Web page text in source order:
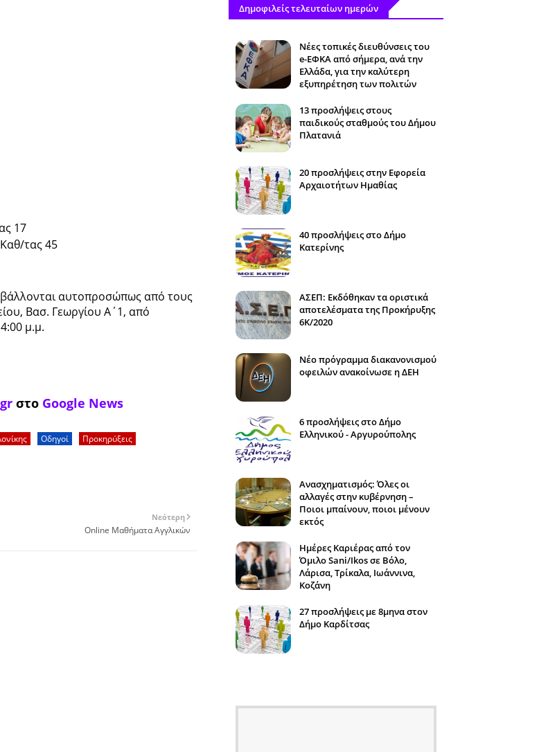
17
τας 45
αυτοπροσώπως από τους
Βασ. Γεωργίου Α΄1, από
μ.μ.
στο Google News
Οδηγοί Προκηρύξεις
Νεότερη
Online Μαθήματα Αγγλικών
Δημοφιλείς τελευταίων ημερών
Νέες τοπικές διευθύνσεις του
e-ΕΦΚΑ από σήμερα, ανά την
Ελλάδα, για την καλύτερη
εξυπηρέτηση των πολιτών
13 προσλήψεις στους
παιδικούς σταθμούς του Δήμου
Πλατανιά
20 προσλήψεις στην Εφορεία
Αρχαιοτήτων Ημαθίας
40 προσλήψεις στο Δήμο
Κατερίνης
ΑΣΕΠ: Εκδόθηκαν τα οριστικά
αποτελέσματα της Προκήρυξης
6Κ/2020
Νέο πρόγραμμα διακανονισμού
οφειλών ανακοίνωσε η ΔΕΗ
6 προσλήψεις στο Δήμο
Ελληνικού - Αργυρούπολης
Ανασχηματισμός: Όλες οι
αλλαγές στην κυβέρνηση –
Ποιοι μπαίνουν, ποιοι μένουν
εκτός
Ημέρες Καριέρας από τον
Όμιλο Sani/Ikos σε Βόλο,
Λάρισα, Τρίκαλα, Ιωάννινα,
Κοζάνη
27 προσλήψεις με 8μηνα στον
Δήμο Καρδίτσας